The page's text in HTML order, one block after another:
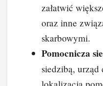
załatwić
oraz inne
skarbowymi.
Pomocnicza
siedzibą, urząd